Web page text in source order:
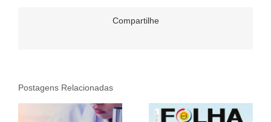
Compartilhe
Postagens Relacionadas